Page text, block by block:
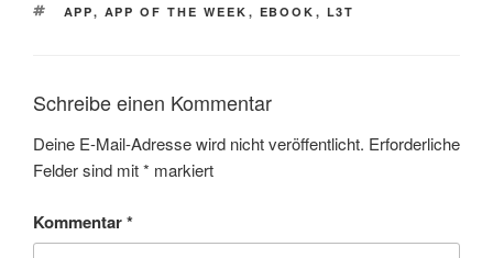
SCHLAGWÖRTER
APP, APP OF THE WEEK , EBOOK , L3T
Schreibe einen Kommentar
Deine E-Mail-Adresse wird nicht veröffentlicht. Erforderliche
Felder sind mit* markiert
Kommentar*